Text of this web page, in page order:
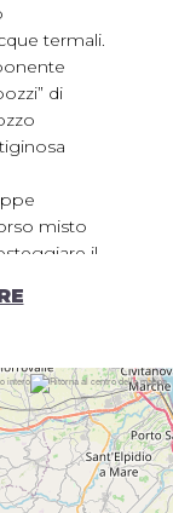
termali.
di
misto
il
Giugno